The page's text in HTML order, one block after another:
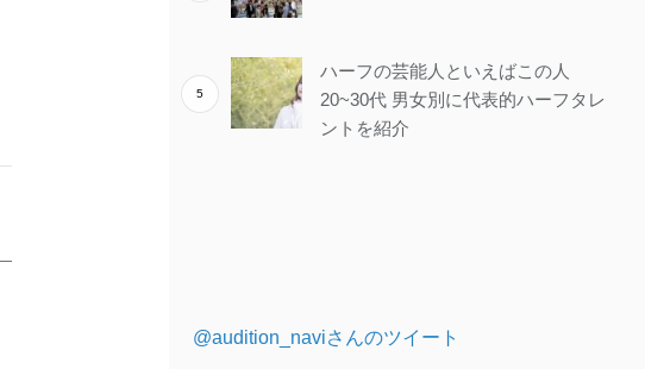
ハーフの芸能人といえばこの人
20~30代 男女別に代表的ハーフタレ
ントを紹介
@audition_naviさんのツイート